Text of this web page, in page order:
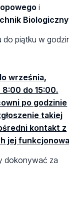
i
do piątku w
września,
do 15:00.
po godzinie
takiej
kontakt z
jej
dokonywać za